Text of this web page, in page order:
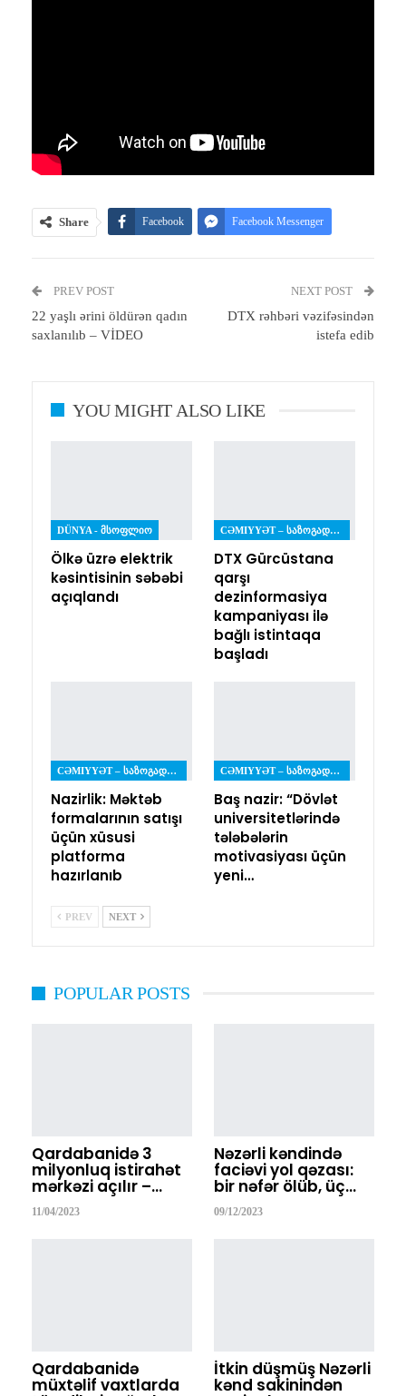
Share Facebook Facebook Messenger
Email
PREV POST
22 yaşlı ərini öldürən qadın
saxlanılıb – VİDEO
NEXT POST
DTX rəhbəri vəzifəsindən
istefa edib
YOU MIGHT ALSO LIKE
DÜNYA - ᲛᲡᲝᲤᲚᲘᲝ
Ölkə üzrə elektrik
kəsintisinin səbəbi
açıqlandı
CƏMIYYƏT – ᲡᲐᲖᲝᲒᲐᲓᲝᲔᲑᲐ
DTX Gürcüstana
qarşı
dezinformasiya
kampaniyası ilə
bağlı istintaqa
başladı
CƏMIYYƏT – ᲡᲐᲖᲝᲒᲐᲓᲝᲔᲑᲐ
Nazirlik: Məktəb
formalarının satışı
üçün xüsusi
platforma
hazırlanıb
CƏMIYYƏT – ᲡᲐᲖᲝᲒᲐᲓᲝᲔᲑᲐ
Baş nazir: “Dövlət
universitetlərində
tələbələrin
motivasiyası üçün
yeni…
PREV NEXT
POPULAR POSTS
Qardabanidə 3
milyonluq istirahət
mərkəzi açılır –…
11/04/2023
Nəzərli kəndində
faciəvi yol qəzası:
bir nəfər ölüb, üç…
09/12/2023
Qardabanidə
müxtəlif vaxtlarda
İtkin düşmüş Nəzərli
kənd sakinindən